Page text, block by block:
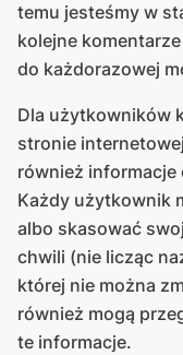
temu jesteśmy w
kolejne
do każdorazowej
Dla użytkowników
stronie
również
Każdy użytkownik
albo skasować
chwili (nie licząc
której nie można
również mogą
te informacje.